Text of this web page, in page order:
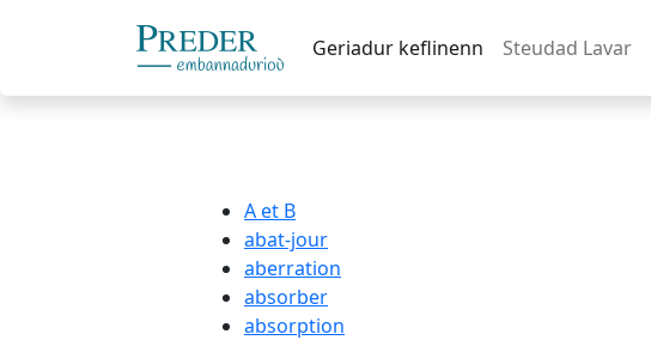
Geriadur keflinenn Steudad Lavar
A et B
abat-jour
aberration
absorber
absorption